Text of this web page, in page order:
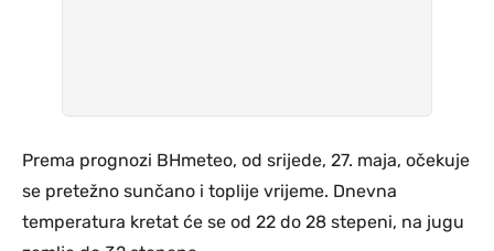
Prema prognozi BHmeteo, od srijede, 27. maja, očekuje
se pretežno sunčano i toplije vrijeme. Dnevna
temperatura kretat će se od 22 do 28 stepeni, na jugu